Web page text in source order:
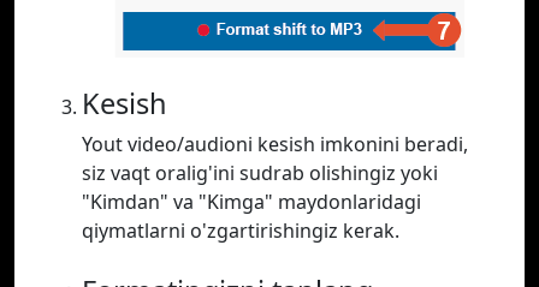
Kesish
Yout video/audioni kesish imkonini beradi,
siz vaqt oralig'ini sudrab olishingiz yoki
"Kimdan" va "Kimga" maydonlaridagi
qiymatlarni o'zgartirishingiz kerak.